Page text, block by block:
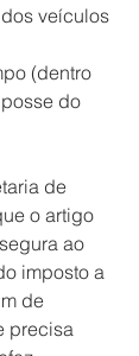
veículos
(dentro
do
de
o artigo
ao
imposto a
de
precisa